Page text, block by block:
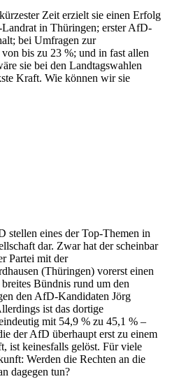
Zeit erzielt sie einen Erfolg
in Thüringen; erster AfD-
bei Umfragen zur
bis zu 23 %; und in fast allen
sie bei den Landtagswahlen
Kraft. Wie können wir sie
eines der Top-Themen in
dar. Zwar hat der scheinbar
Partei mit der
(Thüringen) vorerst einen
Bündnis rund um den
den AfD-Kandidaten Jörg
ist das dortige
mit 54,9 % zu 45,1 % –
der AfD überhaupt erst zu einem
ist keinesfalls gelöst. Für viele
Werden die Rechten an die
dagegen tun?